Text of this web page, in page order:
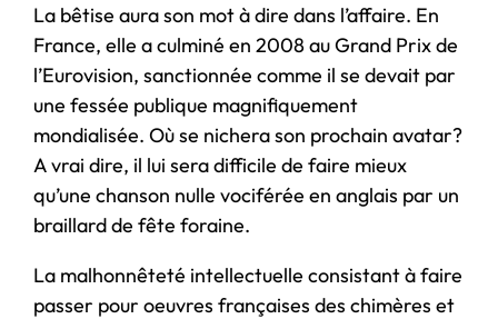
La bêtise aura son mot à dire dans l’affaire. En
France, elle a culminé en 2008 au Grand Prix de
l’Eurovision, sanctionnée comme il se devait par
une fessée publique magnifiquement
mondialisée. Où se nichera son prochain avatar?
A vrai dire, il lui sera difficile de faire mieux
qu’une chanson nulle vociférée en anglais par un
braillard de fête foraine.
La malhonnêteté intellectuelle consistant à faire
passer pour oeuvres françaises des chimères et